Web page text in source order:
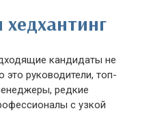
кандидаты не
руководители, топ-
редкие
с узкой